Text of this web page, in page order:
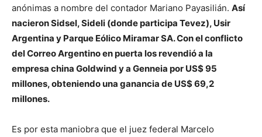
anónimas a nombre del contador Mariano Payasilián. Así
nacieron Sidsel, Sideli (donde participa Tevez), Usir
Argentina y Parque Eólico Miramar SA. Con el conflicto
del Correo Argentino en puerta los revendió a la
empresa china Goldwind y a Genneia por US$ 95
millones, obteniendo una ganancia de US$ 69,2
millones.
Es por esta maniobra que el juez federal Marcelo